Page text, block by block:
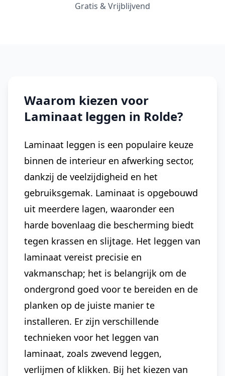
Gratis & Vrijblijvend
Waarom kiezen voor
Laminaat leggen in Rolde?
Laminaat leggen is een populaire keuze
binnen de interieur en afwerking sector,
dankzij de veelzijdigheid en het
gebruiksgemak. Laminaat is opgebouwd
uit meerdere lagen, waaronder een
harde bovenlaag die bescherming biedt
tegen krassen en slijtage. Het leggen van
laminaat vereist precisie en
vakmanschap; het is belangrijk om de
ondergrond goed voor te bereiden en de
planken op de juiste manier te
installeren. Er zijn verschillende
technieken voor het leggen van
laminaat, zoals zwevend leggen,
verlijmen of klikken. Bij het kiezen van